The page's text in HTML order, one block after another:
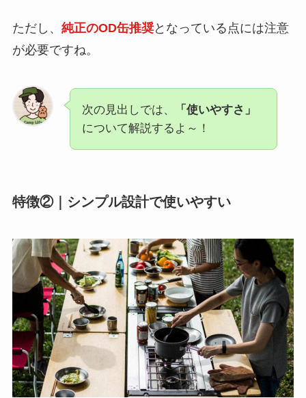
ただし、 純正のOD缶推奨となっている点には注意
が必要ですね。
次の見出しでは、
「使いやすさ」
について解説するよ～！
特徴②｜シンプル設計で使いやすい